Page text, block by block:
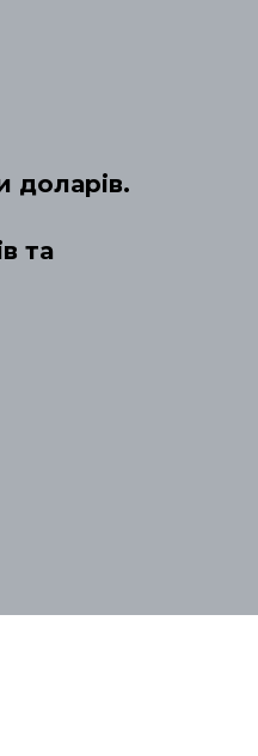
доларів.
та